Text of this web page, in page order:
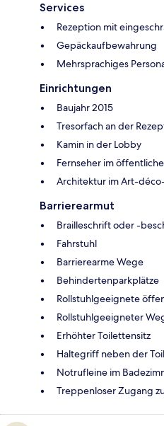
Services
Rezeption mit
Gepäckaufbewahrung
Mehrsprachiges
Einrichtungen
Baujahr 2015
Tresorfach an der
Kamin in der Lobby
Fernseher im
Architektur im Art-
Barrierearmut
Brailleschrift oder -
Fahrstuhl
Barrierearme Wege
Behindertenparkplätze
Rollstuhlgeeignete
Rollstuhlgeeigneter
Erhöhter Toilettensitz
Haltegriff neben der
Notrufleine im
Treppenloser Zugang